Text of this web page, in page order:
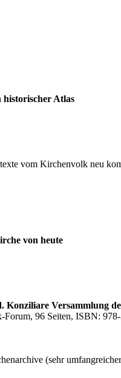
Atlas
vom Kirchenvolk neu
von heute
Versammlung
Forum, 96 Seiten, ISBN:
(sehr